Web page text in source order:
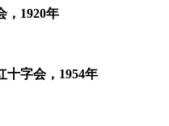
，1920年
十字会，1954年